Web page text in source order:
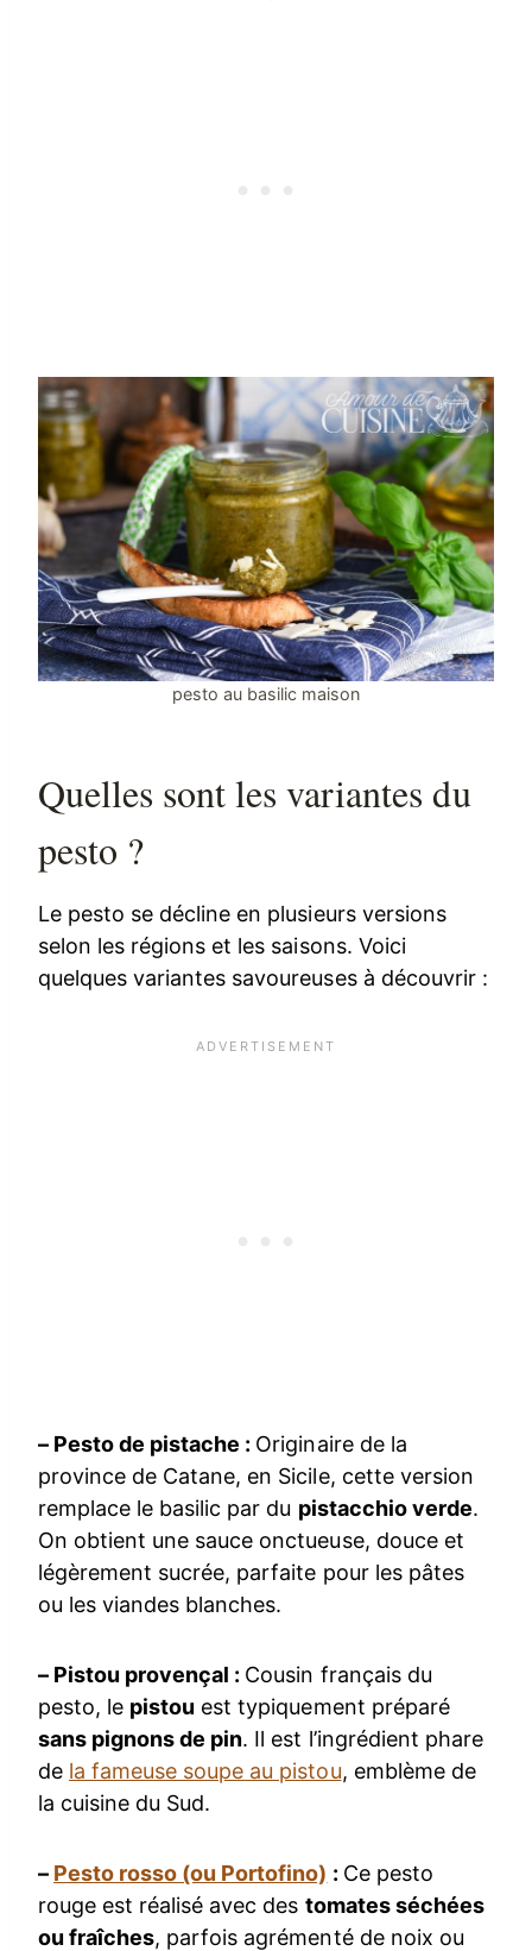
pesto au basilic maison
Quelles sont les variantes du
pesto ?
Le pesto se décline en plusieurs versions
selon les régions et les saisons. Voici
quelques variantes savoureuses à découvrir :
– Pesto de pistache : Originaire de la
province de Catane, en Sicile, cette version
remplace le basilic par du pistacchio verde.
On obtient une sauce onctueuse, douce et
légèrement sucrée, parfaite pour les pâtes
ou les viandes blanches.
– Pistou provençal : Cousin français du
pesto, le pistou est typiquement préparé
sans pignons de pin. Il est l’ingrédient phare
de la fameuse soupe au pistou, emblème de
la cuisine du Sud.
– Pesto rosso (ou Portofino) : Ce pesto
rouge est réalisé avec des tomates séchées
ou fraîches, parfois agrémenté de noix ou